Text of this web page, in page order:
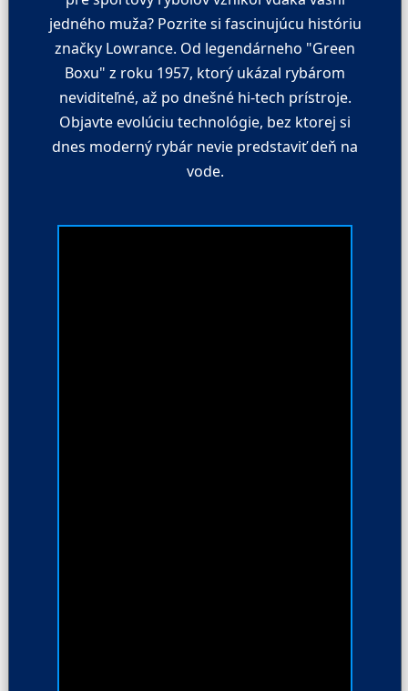
jedného muža? Pozrite si fascinujúcu históriu
značky Lowrance. Od legendárneho "Green
Boxu" z roku 1957, ktorý ukázal rybárom
neviditeľné, až po dnešné hi-tech prístroje.
Objavte evolúciu technológie, bez ktorej si
dnes moderný rybár nevie predstaviť deň na
vode.